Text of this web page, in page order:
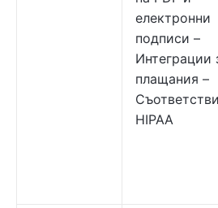
електронни
подписи –
Интеграции
плащания –
HIPAA